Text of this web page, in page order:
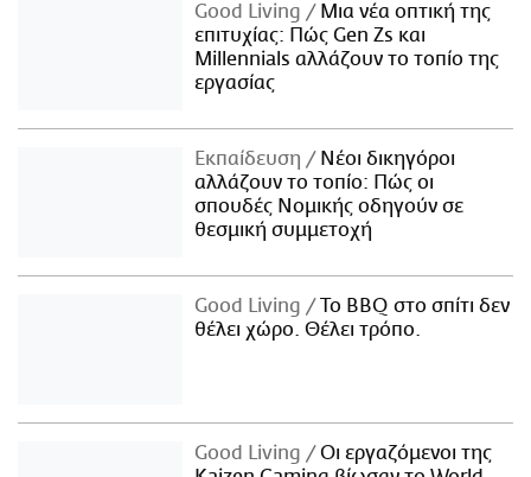
Good Living
Μια νέα οπτική της
επιτυχίας: Πώς Gen Zs και
Millennials αλλάζουν το τοπίο της
εργασίας
Εκπαίδευση
Νέοι δικηγόροι
αλλάζουν το τοπίο: Πώς οι
σπουδές Νομικής οδηγούν σε
θεσμική συμμετοχή
Good Living
Το BBQ στο σπίτι δεν
θέλει χώρο. Θέλει τρόπο.
Good Living
Οι εργαζόμενοι της